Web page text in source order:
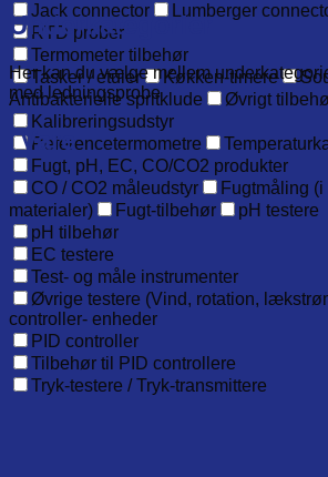
Jack connector
Lumberger
RTD prober
Termometer tilbehør
Tasker / etuier
Køkken-timere
Antibakterielle spritklude
Øvrigt
Kalibreringsudstyr
Referencetermometre
Fugt, pH, EC, CO/CO2 produkter
CO / CO2 måleudstyr
Fugtmåling (i
materialer)
Fugt-tilbehør
pH testere
pH tilbehør
EC testere
Test- og måle instrumenter
Øvrige testere (Vind, rotation,
controller- enheder
PID controller
Tilbehør til PID controllere
Tryk-testere / Tryk-transmittere
Underkategorier
Her kan du vælge mellem
med ledningsprobe
Vare